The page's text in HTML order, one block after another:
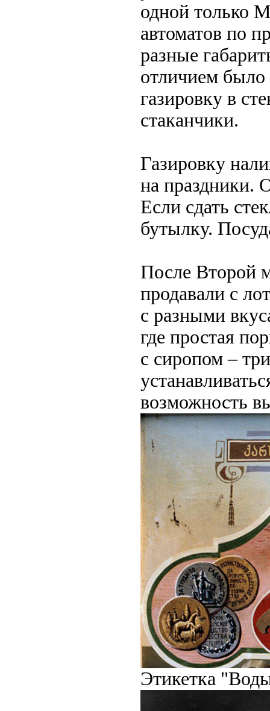
одной только
автоматов по
разные
отличием было
газировку в
стаканчики.
Газировку
на праздники.
Если сдать
бутылку.
После Второй
продавали с
с разными
где простая
с сиропом –
возможность
Этикетка